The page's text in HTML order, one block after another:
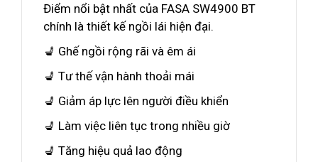
Điểm nổi bật nhất của FASA SW4900 BT
chính là thiết kế ngồi lái hiện đại.
💺 Ghế ngồi rộng rãi và êm ái
💺 Tư thế vận hành thoải mái
💺 Giảm áp lực lên người điều khiển
💺 Làm việc liên tục trong nhiều giờ
💺 Tăng hiệu quả lao động